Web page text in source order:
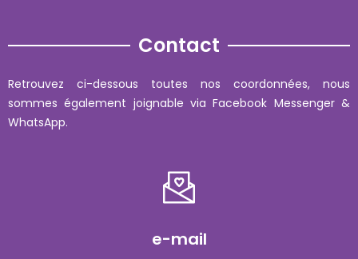
Contact
Retrouvez ci-dessous toutes nos coordonnées, nous
sommes également joignable via Facebook Messenger &
WhatsApp.
e-mail